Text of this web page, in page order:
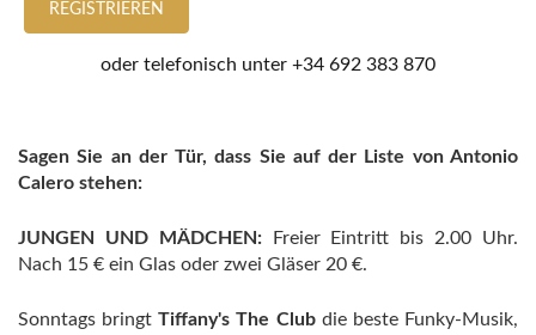
REGISTRIEREN
oder telefonisch unter +34 692 383 870
Sagen Sie an der Tür, dass Sie auf der Liste von Antonio
Calero stehen:
JUNGEN UND MÄDCHEN:Freier Eintritt bis 2.00 Uhr.
Nach 15 € ein Glas oder zwei Gläser 20 €.
Sonntags bringtTiffany's The Clubdie beste Funky-Musik,